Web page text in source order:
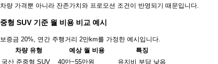
차량 가격뿐 아니라 잔존가치와 프로모션 조건이 반영되기 때문입니다.
중형 SUV 기준 월 비용 비교 예시
보증금 20%, 연간 주행거리 2만km를 가정한 예시입니다.
차량 유형
예상 월 비용
특징
국산 준중형 SUV
40만~55만원
유지비 부담 낮음